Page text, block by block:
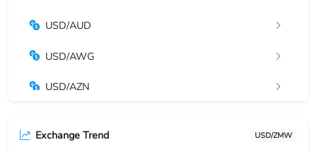
USD/AUD
USD/AWG
USD/AZN
Exchange Trend USD/ZMW